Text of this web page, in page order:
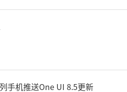
手机推送One UI 8.5更新